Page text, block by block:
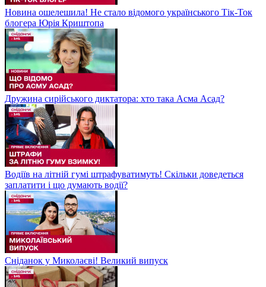
Новина ошелешила! Не стало відомого українського Тік-Ток
блогера Юрія Криштопа
Дружина сирійського диктатора: хто така Асма Асад?
Водіїв на літній гумі штрафуватимуть! Скільки доведеться
заплатити і що думають водії?
Сніданок у Миколаєві! Великий випуск